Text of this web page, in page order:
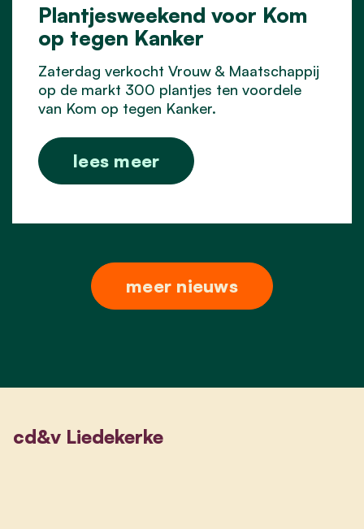
Plantjesweekend voor Kom
op tegen Kanker
Zaterdag verkocht Vrouw & Maatschappij
op de markt 300 plantjes ten voordele
van Kom op tegen Kanker.
lees meer
meer nieuws
cd&v Liedekerke